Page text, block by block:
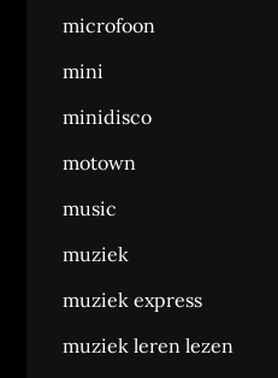
microfoon
mini
minidisco
motown
music
muziek
muziek express
muziek leren lezen